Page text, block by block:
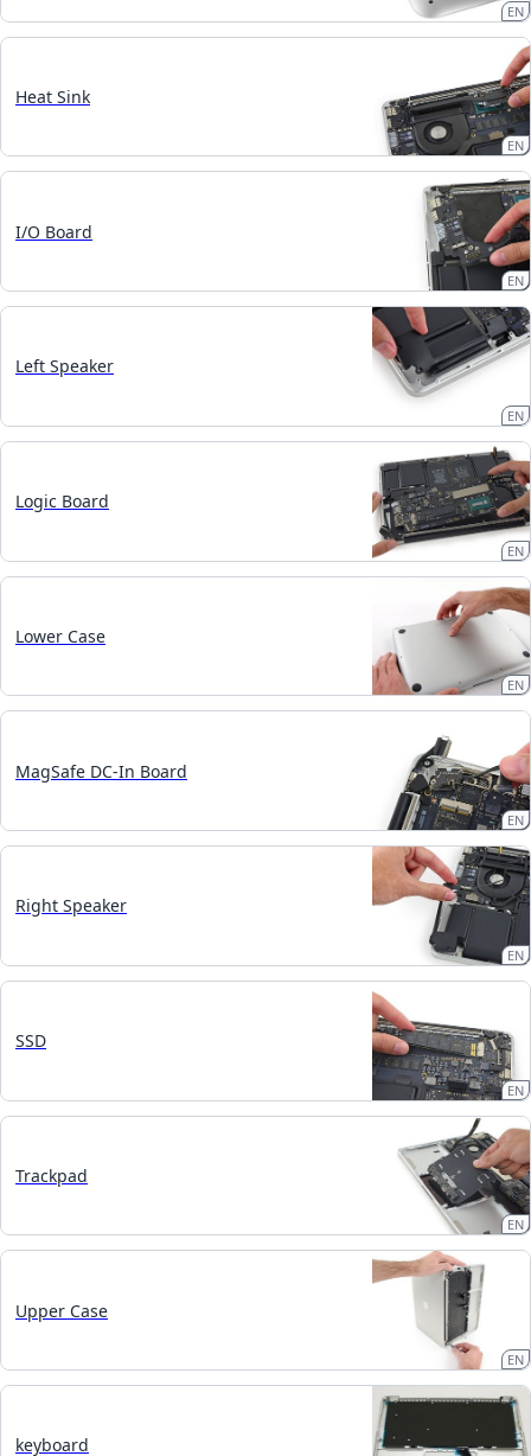
EN
Heat Sink
EN
I/O Board
EN
Left Speaker
EN
Logic Board
EN
Lower Case
EN
MagSafe DC-In Board
EN
Right Speaker
EN
SSD
EN
Trackpad
EN
Upper Case
EN
keyboard